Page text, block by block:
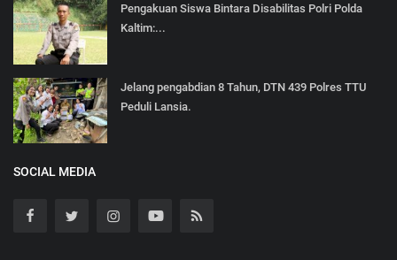
Pengakuan Siswa Bintara Disabilitas Polri Polda
Kaltim:...
Jelang pengabdian 8 Tahun, DTN 439 Polres TTU
Peduli Lansia.
SOCIAL MEDIA